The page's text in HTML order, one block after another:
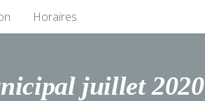
Horaires
juillet 2020